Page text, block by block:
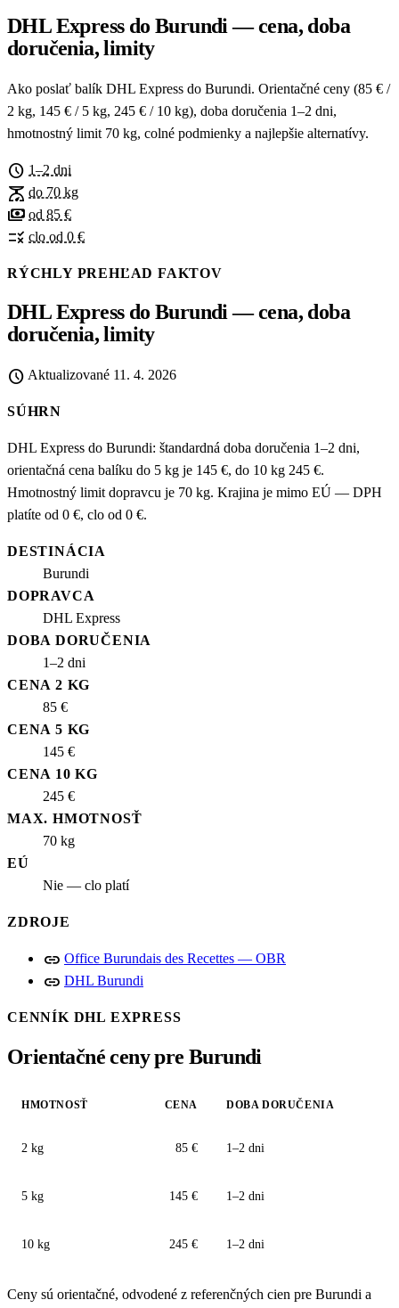
DHL Express do Burundi — cena, doba
doručenia, limity
Ako poslať balík DHL Express do Burundi. Orientačné ceny (85 € /
2 kg, 145 € / 5 kg, 245 € / 10 kg), doba doručenia 1–2 dni,
hmotnostný limit 70 kg, colné podmienky a najlepšie alternatívy.
schedule 1–2 dni
scale do 70 kg
payments od 85 €
rule clo od 0 €
RÝCHLY PREHĽAD FAKTOV
DHL Express do Burundi — cena, doba
doručenia, limity
schedule Aktualizované 11. 4. 2026
SÚHRN
DHL Express do Burundi: štandardná doba doručenia 1–2 dni,
orientačná cena balíku do 5 kg je 145 €, do 10 kg 245 €.
Hmotnostný limit dopravcu je 70 kg. Krajina je mimo EÚ — DPH
platíte od 0 €, clo od 0 €.
DESTINÁCIA
Burundi
DOPRAVCA
DHL Express
DOBA DORUČENIA
1–2 dni
CENA 2 KG
85 €
CENA 5 KG
145 €
CENA 10 KG
245 €
MAX. HMOTNOSŤ
70 kg
EÚ
Nie — clo platí
ZDROJE
link Office Burundais des Recettes — OBR
link DHL Burundi
CENNÍK DHL EXPRESS
Orientačné ceny pre Burundi
HMOTNOSŤ CENA DOBA DORUČENIA
2 kg 85 € 1–2 dni
5 kg 145 € 1–2 dni
10 kg 245 € 1–2 dni
Ceny sú orientačné, odvodené z referenčných cien pre Burundi a